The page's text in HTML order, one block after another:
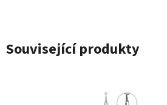
Související produkty